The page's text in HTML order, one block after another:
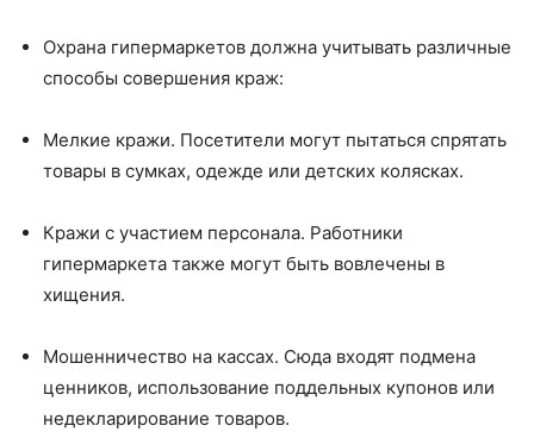
Охрана гипермаркетов должна учитывать различные
способы совершения краж:
Мелкие кражи. Посетители могут пытаться спрятать
товары в сумках, одежде или детских колясках.
Кражи с участием персонала. Работники
гипермаркета также могут быть вовлечены в
хищения.
Мошенничество на кассах. Сюда входят подмена
ценников, использование поддельных купонов или
недекларирование товаров.